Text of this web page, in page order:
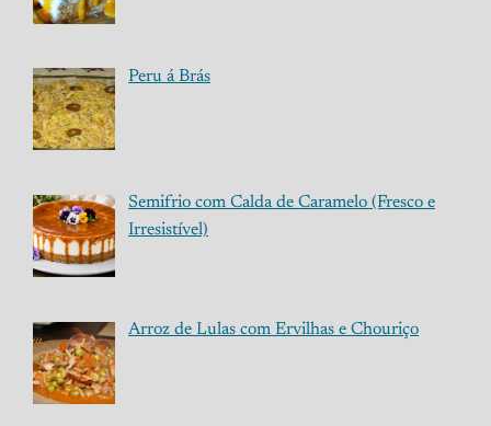
Peru á Brás
Semifrio com Calda de Caramelo (Fresco e
Irresistível)
Arroz de Lulas com Ervilhas e Chouriço